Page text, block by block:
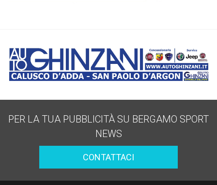
PER LA TUA PUBBLICITÀ SU BERGAMO SPORT
NEWS
CONTATTACI